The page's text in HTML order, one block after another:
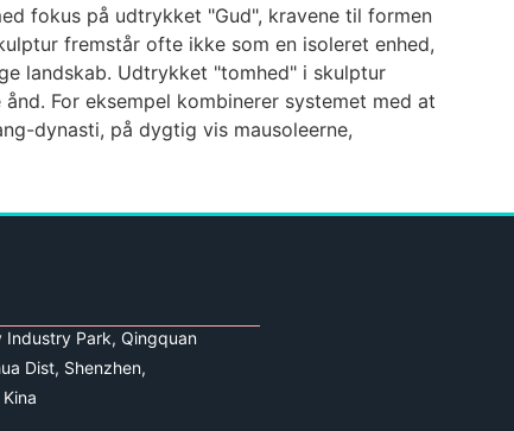
fokus på udtrykket "Gud", kravene til formen
fremstår ofte ikke som en isoleret enhed,
landskab. Udtrykket "tomhed" i skulptur
For eksempel kombinerer systemet med at
dynasti, på dygtig vis mausoleerne,
Industry Park, Qingquan
Dist, Shenzhen,